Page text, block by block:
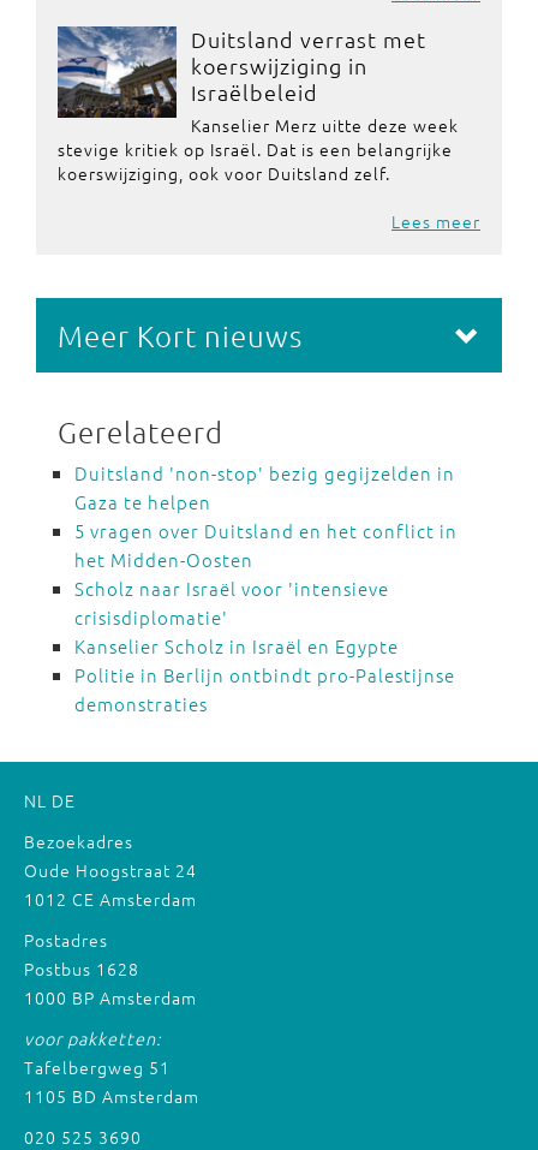
Duitsland verrast met
koerswijziging in
Israëlbeleid
Kanselier Merz uitte deze week
stevige kritiek op Israël. Dat is een belangrijke
koerswijziging, ook voor Duitsland zelf.
Lees meer
Meer Kort nieuws
Gerelateerd
Duitsland 'non-stop' bezig gegijzelden in
Gaza te helpen
5 vragen over Duitsland en het conflict in
het Midden-Oosten
Scholz naar Israël voor 'intensieve
crisisdiplomatie'
Kanselier Scholz in Israël en Egypte
Politie in Berlijn ontbindt pro-Palestijnse
demonstraties
NL DE
Bezoekadres
Oude Hoogstraat 24
1012 CE Amsterdam
Postadres
Postbus 1628
1000 BP Amsterdam
voor pakketten:
Tafelbergweg 51
1105 BD Amsterdam
020 525 3690